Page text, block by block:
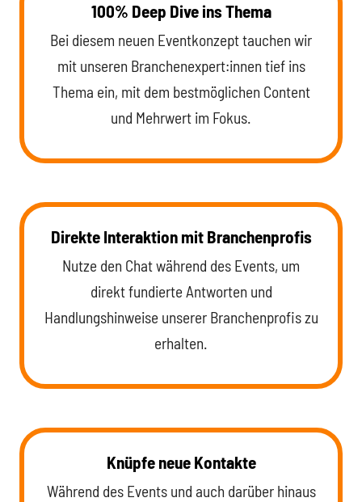
100% Deep Dive ins Thema
Bei diesem neuen Eventkonzept tauchen wir
mit unseren Branchenexpert:innen tief ins
Thema ein, mit dem bestmöglichen Content
und Mehrwert im Fokus.
Direkte Interaktion mit Branchenprofis
Nutze den Chat während des Events, um
direkt fundierte Antworten und
Handlungshinweise unserer Branchenprofis zu
erhalten.
Knüpfe neue Kontakte
Während des Events und auch darüber hinaus